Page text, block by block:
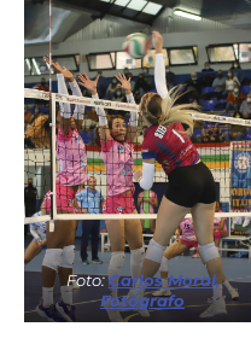
Foto:Carlos Moral,
Fotógrafo